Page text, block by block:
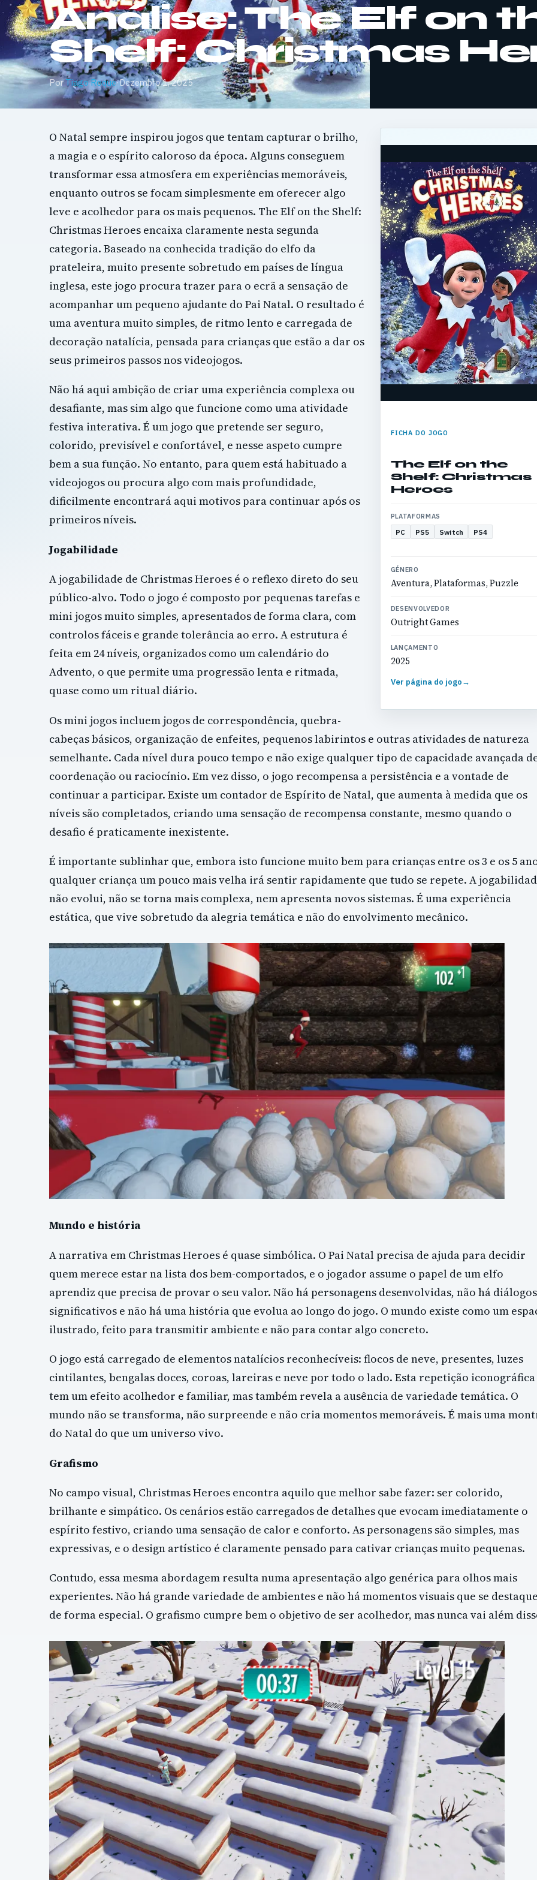
Análise: The Elf on
Shelf: Christmas
PorTiago Roque·Dezembro 1, 2025
FICHA DO JOGO
The Elf on the
Shelf: Christmas
Heroes
PLATAFORMAS
PC PS5 Switch PS4
GÉNERO
Aventura, Plataformas, Puzzle
DESENVOLVEDOR
Outright Games
LANÇAMENTO
2025
Ver página do jogo→
O Natal sempre inspirou jogos que tentam capturar o brilho,
a magia e o espírito caloroso da época. Alguns conseguem
transformar essa atmosfera em experiências memoráveis,
enquanto outros se focam simplesmente em oferecer algo
leve e acolhedor para os mais pequenos. The Elf on the Shelf:
Christmas Heroes encaixa claramente nesta segunda
categoria. Baseado na conhecida tradição do elfo da
prateleira, muito presente sobretudo em países de língua
inglesa, este jogo procura trazer para o ecrã a sensação de
acompanhar um pequeno ajudante do Pai Natal. O resultado é
uma aventura muito simples, de ritmo lento e carregada de
decoração natalícia, pensada para crianças que estão a dar os
seus primeiros passos nos videojogos.
Não há aqui ambição de criar uma experiência complexa ou
desafiante, mas sim algo que funcione como uma atividade
festiva interativa. É um jogo que pretende ser seguro,
colorido, previsível e confortável, e nesse aspeto cumpre
bem a sua função. No entanto, para quem está habituado a
videojogos ou procura algo com mais profundidade,
dificilmente encontrará aqui motivos para continuar após os
primeiros níveis.
Jogabilidade
A jogabilidade de Christmas Heroes é o reflexo direto do seu
público-alvo. Todo o jogo é composto por pequenas tarefas e
mini jogos muito simples, apresentados de forma clara, com
controlos fáceis e grande tolerância ao erro. A estrutura é
feita em 24 níveis, organizados como um calendário do
Advento, o que permite uma progressão lenta e ritmada,
quase como um ritual diário.
Os mini jogos incluem jogos de correspondência, quebra-
cabeças básicos, organização de enfeites, pequenos labirintos e outras atividades de natureza
semelhante. Cada nível dura pouco tempo e não exige qualquer tipo de capacidade avançada
coordenação ou raciocínio. Em vez disso, o jogo recompensa a persistência e a vontade de
continuar a participar. Existe um contador de Espírito de Natal, que aumenta à medida que os
níveis são completados, criando uma sensação de recompensa constante, mesmo quando o
desafio é praticamente inexistente.
É importante sublinhar que, embora isto funcione muito bem para crianças entre os 3 e os 5
qualquer criança um pouco mais velha irá sentir rapidamente que tudo se repete. A
não evolui, não se torna mais complexa, nem apresenta novos sistemas. É uma experiência
estática, que vive sobretudo da alegria temática e não do envolvimento mecânico.
Mundo e história
A narrativa em Christmas Heroes é quase simbólica. O Pai Natal precisa de ajuda para decidir
quem merece estar na lista dos bem-comportados, e o jogador assume o papel de um elfo
aprendiz que precisa de provar o seu valor. Não há personagens desenvolvidas, não há diálogos
significativos e não há uma história que evolua ao longo do jogo. O mundo existe como um
ilustrado, feito para transmitir ambiente e não para contar algo concreto.
O jogo está carregado de elementos natalícios reconhecíveis: flocos de neve, presentes, luzes
cintilantes, bengalas doces, coroas, lareiras e neve por todo o lado. Esta repetição iconográfica
tem um efeito acolhedor e familiar, mas também revela a ausência de variedade temática. O
mundo não se transforma, não surpreende e não cria momentos memoráveis. É mais uma
do Natal do que um universo vivo.
Grafismo
No campo visual, Christmas Heroes encontra aquilo que melhor sabe fazer: ser colorido,
brilhante e simpático. Os cenários estão carregados de detalhes que evocam imediatamente o
espírito festivo, criando uma sensação de calor e conforto. As personagens são simples, mas
expressivas, e o design artístico é claramente pensado para cativar crianças muito pequenas.
Contudo, essa mesma abordagem resulta numa apresentação algo genérica para olhos mais
experientes. Não há grande variedade de ambientes e não há momentos visuais que se
de forma especial. O grafismo cumpre bem o objetivo de ser acolhedor, mas nunca vai além